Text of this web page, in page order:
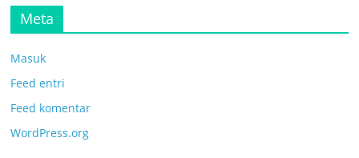
Meta
Masuk
Feed entri
Feed komentar
WordPress.org